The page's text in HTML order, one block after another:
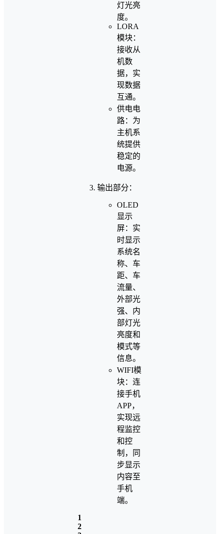
灯光亮
度。
LORA
模块：
接收从
机数
据，实
现数据
互通。
供电电
路：为
主机系
统提供
稳定的
电源。
输出部分：
OLED
显示
屏：实
时显示
系统名
称、车
距、车
流量、
外部光
强、内
部灯光
亮度和
模式等
信息。
WIFI模
块：连
接手机
APP，
实现远
程监控
和控
制，同
步显示
内容至
手机
端。
1
2